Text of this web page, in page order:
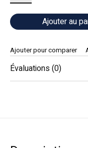
Ajouter au
Ajouter pour comparer
Évaluations (0)